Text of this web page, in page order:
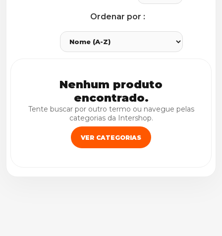
Ordenar por :
Nenhum produto
encontrado.
Tente buscar por outro termo ou navegue pelas
categorias da Intershop.
VER CATEGORIAS